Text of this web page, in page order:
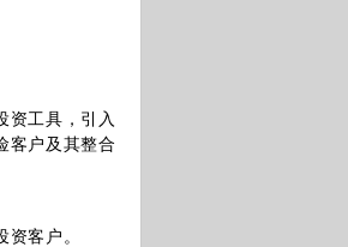
工具，引入
客户及其整合
客户。